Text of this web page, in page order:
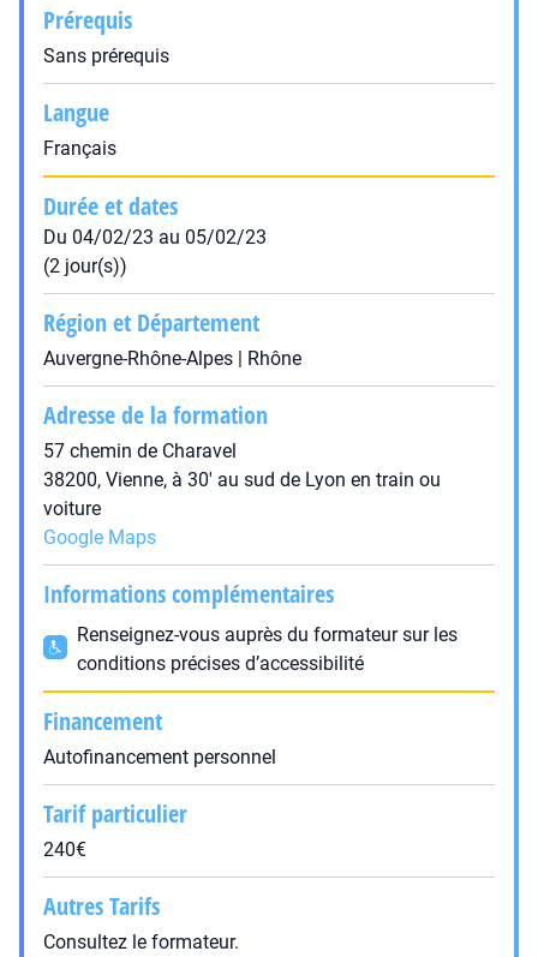
Prérequis
Sans prérequis
Langue
Français
Durée et dates
Du 04/02/23 au 05/02/23
(2 jour(s))
Région et Département
Auvergne-Rhône-Alpes | Rhône
Adresse de la formation
57 chemin de Charavel
38200, Vienne, à 30' au sud de Lyon en train ou
voiture
Google Maps
Informations complémentaires
Renseignez-vous auprès du formateur sur les
conditions précises d’accessibilité
Financement
Autofinancement personnel
Tarif particulier
240€
Autres Tarifs
Consultez le formateur.